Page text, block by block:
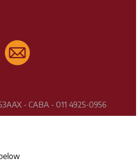
- CABA - 011 4925-0956